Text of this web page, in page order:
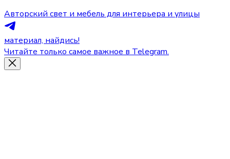
Авторский свет и мебель для интерьера и улицы
материал, найдись!
Читайте только самое важное в Telegram.